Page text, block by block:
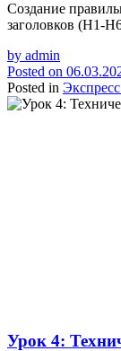
Создание
заголовков (H1-
by admin
Posted on
Posted in
Урок 4: